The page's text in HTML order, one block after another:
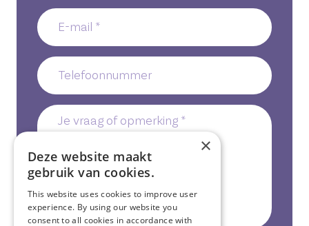
E-
mail
Telefoonnummer
Je
vraag
of
opmerking*
×
Deze website maakt
gebruik van cookies.
This website uses cookies to improve user
experience. By using our website you
consent to all cookies in accordance with